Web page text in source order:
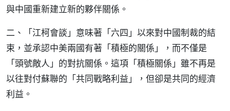
與中國重新建立新的夥伴關係。
二、「江柯會談」意味著「六四」以來對中國制裁的結
束，並承認中美兩國有著「積極的關係」，而不僅是
「頭號敵人」的對抗關係。這項「積極關係」雖不再是
以往對付蘇聯的「共同戰略利益」，但卻是共同的經濟
利益。